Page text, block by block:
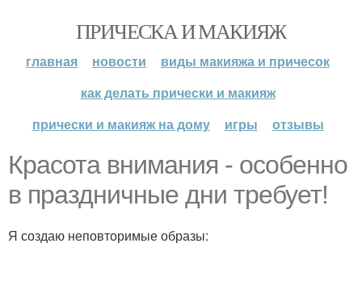
ПРИЧЕСКА И МАКИЯЖ
главная новости
виды макияжа и причесок
как делать прически и макияж
прически и макияж на дому
игры отзывы
Красота внимания - особенно
в праздничные дни требует!
Я создаю неповторимые образы: